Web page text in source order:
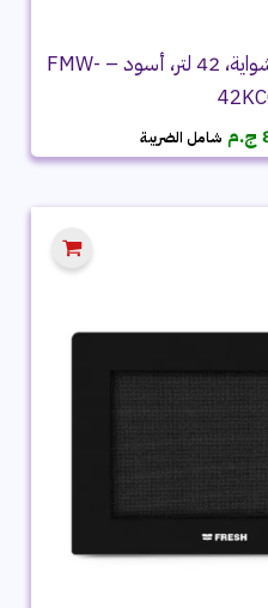
ميكروويف فريش ديجيتال بـ شواية، 42 لتر، أسود – FMW-
ج.م السعر
الحالي
8,339 ج.م.
شامل الضريبة